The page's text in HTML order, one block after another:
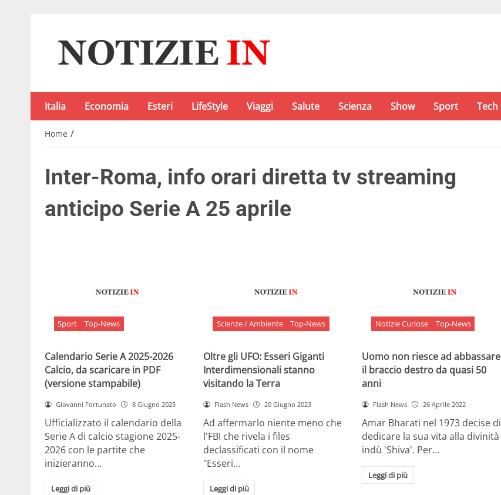
Italia Economia Esteri LifeStyle Viaggi Salute Scienza Show Sport Tech
Home /
Inter-Roma, info orari diretta tv streaming
anticipo Serie A 25 aprile
Sport Top-News
Calendario Serie A 2025-2026
Calcio, da scaricare in PDF
(versione stampabile)
Giovanni Fortunato 8 Giugno 2025
Ufficializzato il calendario della
Serie A di calcio stagione 2025-
2026 con le partite che
inizieranno…
Leggi di più
Scienze / Ambiente Top-News
Oltre gli UFO: Esseri Giganti
Interdimensionali stanno
visitando la Terra
Flash News 20 Giugno 2023
Ad affermarlo niente meno che
l'FBI che rivela i files
declassificati con il nome
"Esseri…
Leggi di più
Notizie Curiose Top-News
Uomo non riesce ad abbassare
il braccio destro da quasi 50
anni
Flash News 26 Aprile 2022
Amar Bharati nel 1973 decise di
dedicare la sua vita alla divinità
indù 'Shiva'. Per…
Leggi di più